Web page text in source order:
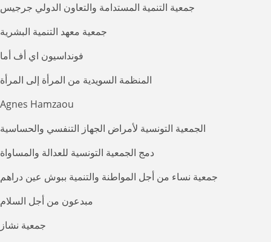
جمعية التنمية المستدامة والتعاون الدولي جرجيس
جمعية معهد التنمية البشرية
فونداسيون اي أف أما
المنظمة السويدية من المرأة إلى المرأة
Agnes Hamzaou
الجمعية التونسية لأمراض الجهاز التنفسي والحساسية
دمج الجمعية التونسية للعدالة والمساواة
جمعية نساء من أجل المواطنة والتنمية ببوش عين دراهم
مبدعون من أجل السلام
جمعية نشاز